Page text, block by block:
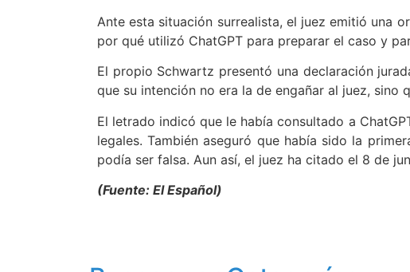
Ante esta situación surrealista, el juez emitió una
por qué utilizó ChatGPT para preparar el caso y
El propio Schwartz presentó una declaración
que su intención no era la de engañar al juez,
El letrado indicó que le había consultado a
legales. También aseguró que había sido la
podía ser falsa. Aun así, el juez ha citado el 8 de
(Fuente: El Español)